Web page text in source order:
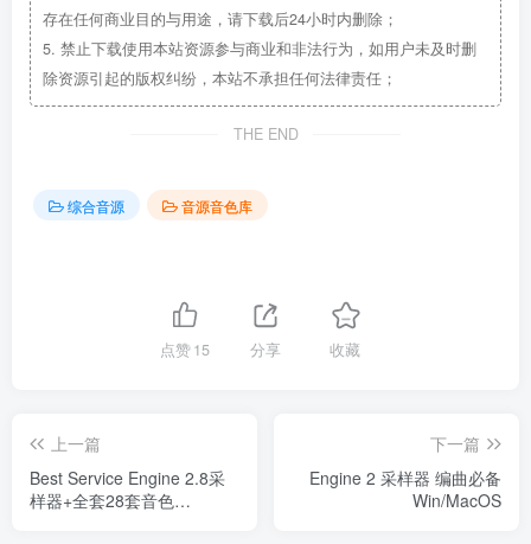
存在任何商业目的与用途，请下载后24小时内删除；
5. 禁止下载使用本站资源参与商业和非法行为，如用户未及时删
除资源引起的版权纠纷，本站不承担任何法律责任；
THE END
综合音源 音源音色库
点赞15 分享 收藏
上一篇
Best Service Engine 2.8采
样器+全套28套音色
下一篇
Engine 2 采样器 编曲必备
Win/MacOS